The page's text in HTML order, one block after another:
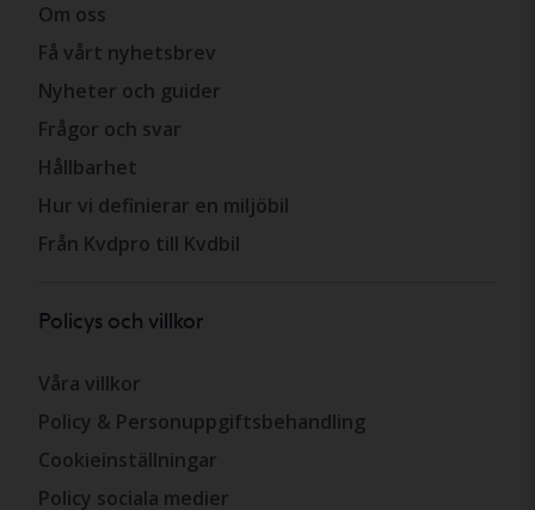
Om oss
Få vårt nyhetsbrev
Nyheter och guider
Frågor och svar
Hållbarhet
Hur vi definierar en miljöbil
Från Kvdpro till Kvdbil
Policys och villkor
Våra villkor
Policy & Personuppgiftsbehandling
Cookieinställningar
Policy sociala medier